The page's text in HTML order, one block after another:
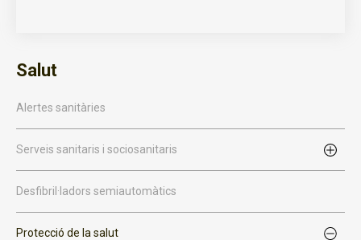
Salut
Alertes sanitàries
Serveis sanitaris i sociosanitaris
Desfibril·ladors semiautomàtics
Protecció de la salut